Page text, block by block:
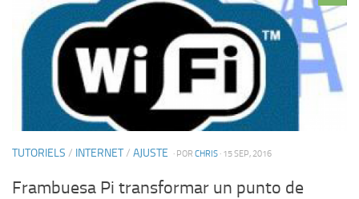
TUTORIELS / INTERNET/ AJUSTE · POR CHRIS · 15 SEP, 2016
Frambuesa Pi transformar un punto de